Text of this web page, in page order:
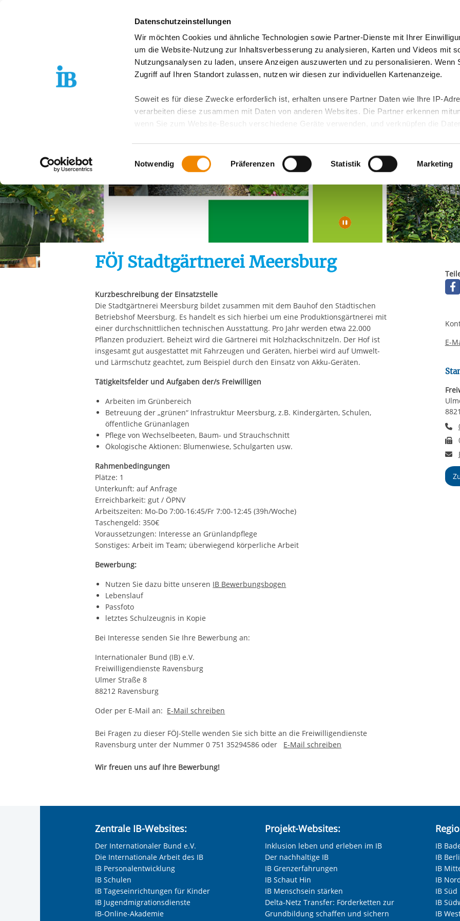
Datenschutzeinstellungen
Wir möchten Cookies und ähnliche Technologien sowie Partner-Dienste mit Ihrer
um die Website-Nutzung zur Inhaltsverbesserung zu analysieren, Karten und Videos mit
Nutzungsanalysen zu laden, unsere Anzeigen auszuwerten und zu personalisieren. Wenn
Zugriff auf Ihren Standort zulassen, nutzen wir diesen zur individuellen Kartenanzeige.
Soweit es für diese Zwecke erforderlich ist, erhalten unsere Partner Daten wie Ihre IP-
verarbeiten diese zusammen mit Daten von anderen Websites. Die Partner erkennen
wenn Sie zum Website-Besuch verschiedene Geräte verwenden, und verknüpfen die Daten
ausgeschlossen werden. Dort ist kein der EU gleichwertiges Datenschutzniveau
zusätzlichen Risiken für Ihre Daten führen kann.
Weitere Details finden Sie in unserenDatenschutzhinweisenund in unsererCookie-
Sie möchten, dass alle Website-Funktionen für diese Zwecke aktiviert sind, müssen Sie
Kategorien auswählen. Sie können mittels nachfolgender Buttons über Ihre Einwilligung für
Zwecke entscheiden und Ihre erteilte Einwilligung stets für die Zukunft widerrufen. Bitte
Ihre etwaige Einwilligung erstreckt sich nicht auf notwendige Cookies, die erforderlich zur
aufgrund berechtigter Interessen und daher unabhängig von einer Einwilligung.
Einwilligungsauswahl
Notwendig Präferenzen Statistik Marketing
Freiwilligendienst Deutschland
Freiwilligendienst Ausland In
Automatische
FÖJ Stadtgärtnerei Meersburg
Kurzbeschreibung der Einsatzstelle
Die Stadtgärtnerei Meersburg bildet zusammen mit dem Bauhof den Städtischen
Betriebshof Meersburg. Es handelt es sich hierbei um eine Produktionsgärtnerei mit
einer durchschnittlichen technischen Ausstattung. Pro Jahr werden etwa 22.000
Pflanzen produziert. Beheizt wird die Gärtnerei mit Holzhackschnitzeln. Der Hof ist
insgesamt gut ausgestattet mit Fahrzeugen und Geräten, hierbei wird auf Umwelt-
und Lärmschutz geachtet, zum Beispiel durch den Einsatz von Akku-Geräten.
Tätigkeitsfelder und Aufgaben der/s Freiwilligen
Arbeiten im Grünbereich
Betreuung der „grünen“ Infrastruktur Meersburg, z.B. Kindergärten, Schulen,
öffentliche Grünanlagen
Pflege von Wechselbeeten, Baum- und Strauchschnitt
Ökologische Aktionen: Blumenwiese, Schulgarten usw.
Rahmenbedingungen
Plätze: 1
Unterkunft: auf Anfrage
Erreichbarkeit: gut / ÖPNV
Arbeitszeiten: Mo-Do 7:00-16:45/Fr 7:00-12:45 (39h/Woche)
Taschengeld: 350€
Voraussetzungen: Interesse an Grünlandpflege
Sonstiges: Arbeit im Team; überwiegend körperliche Arbeit
Bewerbung:
Nutzen Sie dazu bitte unseren IB Bewerbungsbogen
Lebenslauf
Passfoto
letztes Schulzeugnis in Kopie
Bei Interesse senden Sie Ihre Bewerbung an:
Internationaler Bund (IB) e.V.
Freiwilligendienste Ravensburg
Ulmer Straße 8
88212 Ravensburg
Oder per E-Mail an: E-Mail schreiben
Bei Fragen zu dieser FÖJ-Stelle wenden Sie sich bitte an die Freiwilligendienste
Ravensburg unter der Nummer 0 751 35294586 oder E-Mail schreiben
Wir freuen uns auf Ihre Bewerbung!
E-
Zentrale IB-Websites:
Der Internationaler Bund e.V.
Die Internationale Arbeit des IB
IB Personalentwicklung
IB Schulen
IB Tageseinrichtungen für Kinder
IB Jugendmigrationsdienste
IB-Online-Akademie
Projekt-Websites:
Inklusion leben und erleben im IB
Der nachhaltige IB
IB Grenzerfahrungen
IB Schaut Hin
IB Menschsein stärken
Delta-Netz Transfer: Förderketten zur
Grundbildung schaffen und sichern
IB
IB
IB
IB
IB Süd
IB
IB